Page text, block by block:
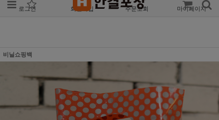
로그인 회원가입 주문조회 마이페이지
비닐쇼핑백